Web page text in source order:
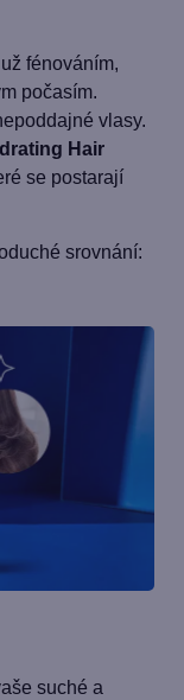
fénováním,
počasím.
vlasy.
Hair
se postarají
srovnání:
suché a